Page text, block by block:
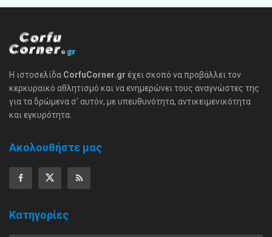
Η ιστοσελίδα CorfuCorner.gr έχει σκοπό να προβάλλει τον
κερκυραϊκό αθλητισμό και να ενημερώνει τους αναγνώστες της
για τα δρώμενα σ' αυτόν, με υπευθυνότητα, αντικειμενικότητα
και εγκυρότητα.
Ακολουθήστε μας
Κατηγορίες